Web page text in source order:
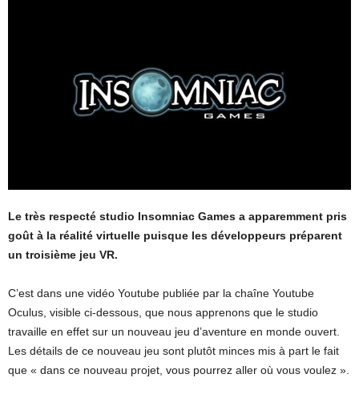
Le très respecté studio Insomniac Games a apparemment pris
goût à la réalité virtuelle puisque les développeurs préparent
un troisième jeu VR.
C’est dans une vidéo Youtube publiée par la chaîne Youtube
Oculus, visible ci-dessous, que nous apprenons que le studio
travaille en effet sur un nouveau jeu d’aventure en monde ouvert.
Les détails de ce nouveau jeu sont plutôt minces mis à part le fait
que « dans ce nouveau projet, vous pourrez aller où vous voulez ».